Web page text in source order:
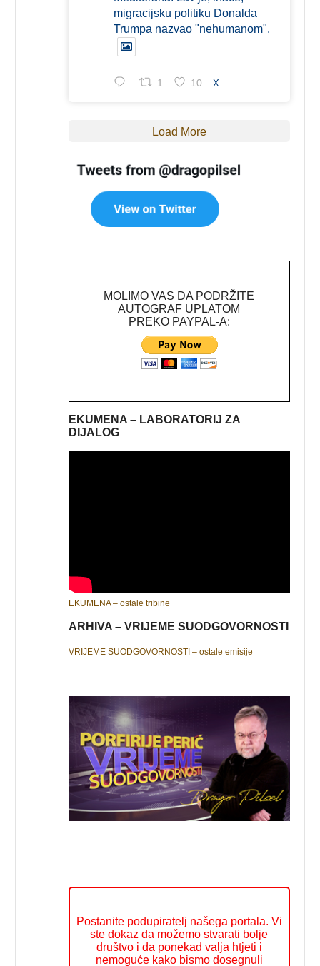
migracijsku politiku Donalda
Trumpa nazvao "nehumanom".
1 10 X
Load More
MOLIMO VAS DA PODRŽITE
AUTOGRAF UPLATOM
PREKO PAYPAL-A:
EKUMENA – LABORATORIJ ZA
DIJALOG
EKUMENA – ostale tribine
ARHIVA – VRIJEME SUODGOVORNOSTI
VRIJEME SUODGOVORNOSTI – ostale emisije
Postanite podupiratelj našega portala. Vi
ste dokaz da možemo stvarati bolje
društvo i da ponekad valja htjeti i
nemoguće kako bismo dosegnuli